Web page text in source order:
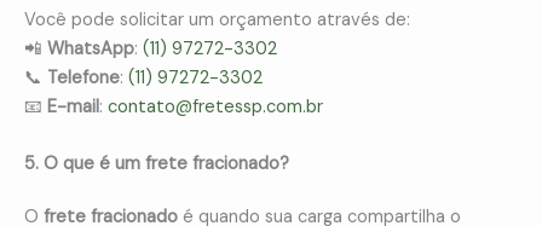
Você pode solicitar um orçamento através de:
📲 WhatsApp: (11) 97272-3302
📞 Telefone: (11) 97272-3302
📧 E-mail: contato@fretessp.com.br
5. O que é um frete fracionado?
O frete fracionado é quando sua carga compartilha o